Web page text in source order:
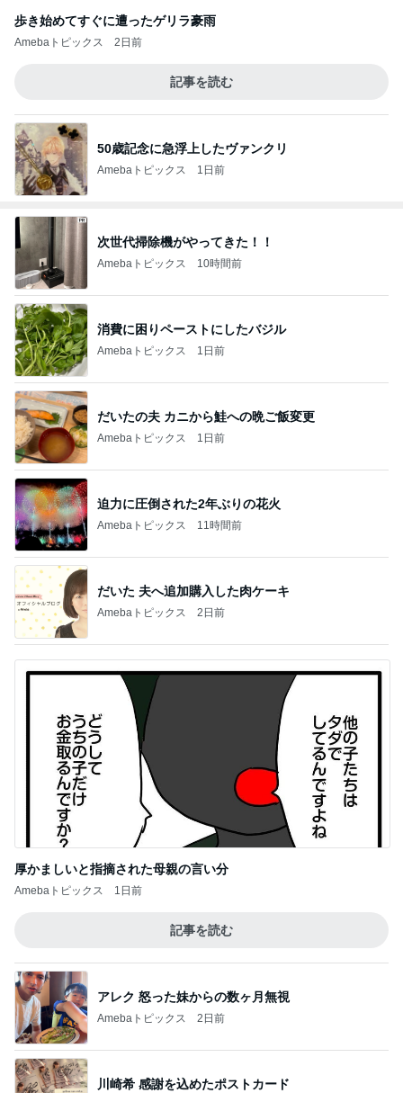
歩き始めてすぐに遭ったゲリラ豪雨
Amebaトピックス 2日前
記事を読む
50歳記念に急浮上したヴァンクリ
Amebaトピックス 1日前
次世代掃除機がやってきた！！
Amebaトピックス 10時間前
消費に困りペーストにしたバジル
Amebaトピックス 1日前
だいたの夫 カニから鮭への晩ご飯変更
Amebaトピックス 1日前
迫力に圧倒された2年ぶりの花火
Amebaトピックス 11時間前
だいた 夫へ追加購入した肉ケーキ
Amebaトピックス 2日前
厚かましいと指摘された母親の言い分
Amebaトピックス 1日前
記事を読む
アレク 怒った妹からの数ヶ月無視
Amebaトピックス 2日前
川崎希 感謝を込めたポストカード